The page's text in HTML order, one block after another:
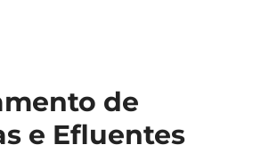
de
e Efluentes